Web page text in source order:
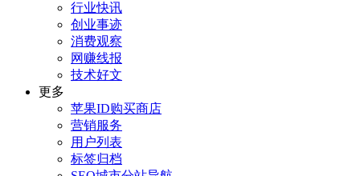
行业快讯
创业事迹
消费观察
网赚线报
技术好文
更多
苹果ID购买商店
营销服务
用户列表
标签归档